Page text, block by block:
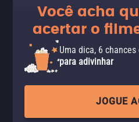
Você acha
acertar o
Uma dica, 6
para adivinhar
JOGUE